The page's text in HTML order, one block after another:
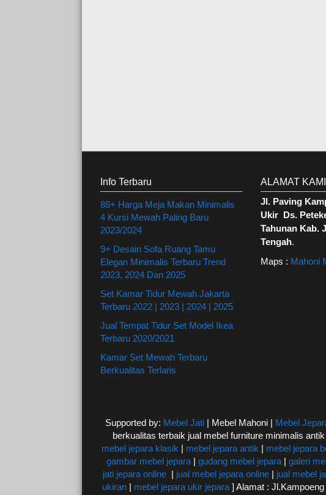
Info Terbaru
88+ Harga Meja Makan Minimalis
4 Kursi Mewah Paling Baru
2023/2024
9+ Desain Sofa Ruang Tamu
Elegan Minimalis Terbaru Trend
2023, 2024 Dan 2025
Set Kamar Tidur Mewah Jakarta
Terbaru 2022 | 2023 | 2024 | 2025
Jual Tempat Tidur Set Model Ikea
Terbaru 2020/2021
Kamar Set Mewah Terbaru
Berkualitas Terlaris
ALAMAT KAMI
Jl. Paving
Ukir Ds.
Tahunan Kab.
Tengah.
Maps : Mahoni
Supported by: Mebel Jati| Mebel Mahoni | Mebel
berkualitas terbaik jual mebel furniture minimalis
mebel jepara klasik | mebel jepara antik | mebel jepara
gambar mebel jepara | gudang mebel jepara | galeri
jati jepara online| jual mebel jepara online| jual mebel
ukiran | mebel jepara ukir jepara ] Alamat :